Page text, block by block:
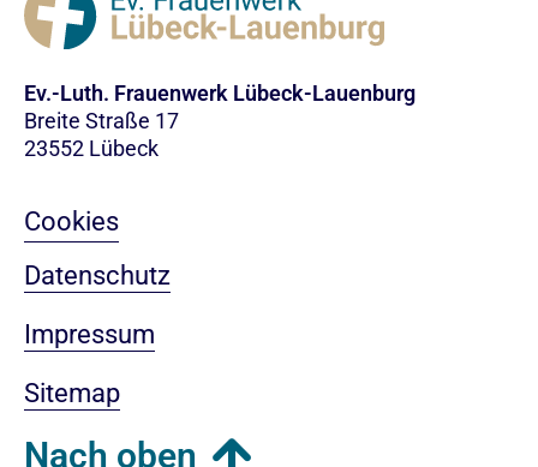
Ev.-Luth. Frauenwerk Lübeck-Lauenburg
Breite Straße 17
23552 Lübeck
Cookies
Datenschutz
Impressum
Sitemap
Nach oben